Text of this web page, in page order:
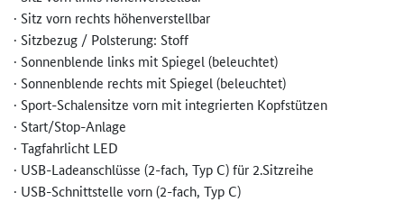
· Sitz vorn rechts höhenverstellbar
· Sitzbezug / Polsterung: Stoff
· Sonnenblende links mit Spiegel (beleuchtet)
· Sonnenblende rechts mit Spiegel (beleuchtet)
· Sport-Schalensitze vorn mit integrierten Kopfstützen
· Start/Stop-Anlage
· Tagfahrlicht LED
· USB-Ladeanschlüsse (2-fach, Typ C) für 2.Sitzreihe
· USB-Schnittstelle vorn (2-fach, Typ C)